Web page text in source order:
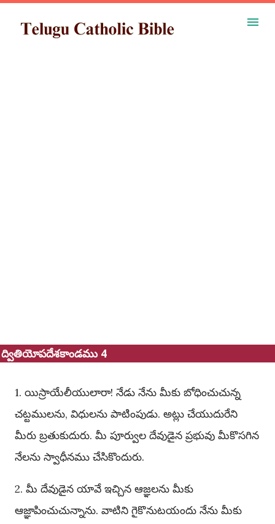
ద్వితియోపదేశకాండము 4
1. యిస్రాయేలీయులారా! నేడు నేను మీకు బోధించుచున్న
చట్టములను, విధులను పాటింపుడు. అట్లు చేయుదురేని
మీరు బ్రతుకుదురు. మీ పూర్వుల దేవుడైన ప్రభువు మీకొసగిన
నేలను స్వాధీనము చేసికొందురు.
2. మీ దేవుడైన యావే ఇచ్చిన ఆజ్ఞలను మీకు
ఆజ్ఞాపించుచున్నాను. వాటిని గైకొనుటయందు నేను మీకు